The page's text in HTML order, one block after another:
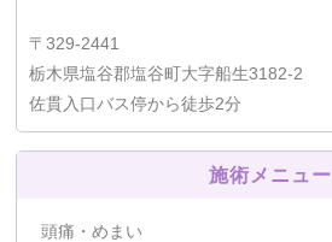
〒329-2441
栃木県塩谷郡塩谷町大字船生3182-2
佐貫入口バス停から徒歩2分
施術メニュー
頭痛・めまい